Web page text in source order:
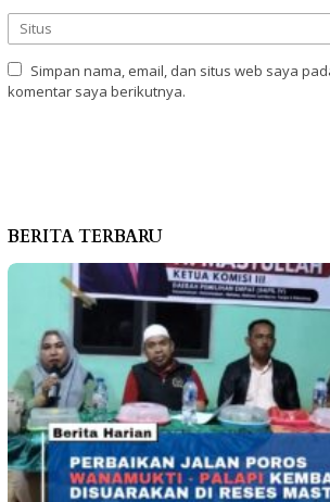
Simpan nama, email, dan situs web saya
komentar saya berikutnya.
BERITA TERBARU